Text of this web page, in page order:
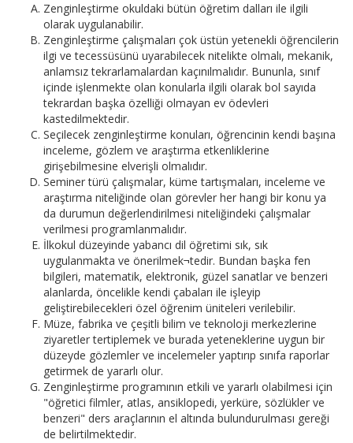
Zenginleştirme okuldaki bütün öğretim dalları ile ilgili
olarak uygulanabilir.
Zenginleştirme çalışmaları çok üstün yetenekli öğrencilerin
ilgi ve tecessüsünü uyarabilecek nitelikte olmalı, mekanik,
anlamsız tekrarlamalardan kaçınılmalıdır. Bununla, sınıf
içinde işlenmekte olan konularla ilgili olarak bol sayıda
tekrardan başka özelliği olmayan ev ödevleri
kastedilmektedir.
Seçilecek zenginleştirme konuları, öğrencinin kendi başına
inceleme, gözlem ve araştırma etkenliklerine
girişebilmesine elverişli olmalıdır.
Seminer türü çalışmalar, küme tartışmaları, inceleme ve
araştırma niteliğinde olan görevler her hangi bir konu ya
da durumun değerlendirilmesi niteliğindeki çalışmalar
verilmesi programlanmalıdır.
İlkokul düzeyinde yabancı dil öğretimi sık, sık
uygulanmakta ve önerilmek¬tedir. Bundan başka fen
bilgileri, matematik, elektronik, güzel sanatlar ve benzeri
alanlarda, öncelikle kendi çabaları ile işleyip
geliştirebilecekleri özel öğrenim üniteleri verilebilir.
Müze, fabrika ve çeşitli bilim ve teknoloji merkezlerine
ziyaretler tertiplemek ve burada yeteneklerine uygun bir
düzeyde gözlemler ve incelemeler yaptırıp sınıfa raporlar
getirmek de yararlı olur.
Zenginleştirme programının etkili ve yararlı olabilmesi için
"öğretici filmler, atlas, ansiklopedi, yerküre, sözlükler ve
benzeri" ders araçlarının el altında bulundurulması gereği
de belirtilmektedir.